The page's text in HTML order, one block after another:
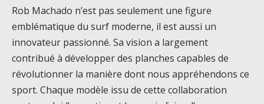
Rob Machado n’est pas seulement une figure
emblématique du surf moderne, il est aussi un
innovateur passionné. Sa vision a largement
contribué à développer des planches capables de
révolutionner la manière dont nous appréhendons ce
sport. Chaque modèle issu de cette collaboration